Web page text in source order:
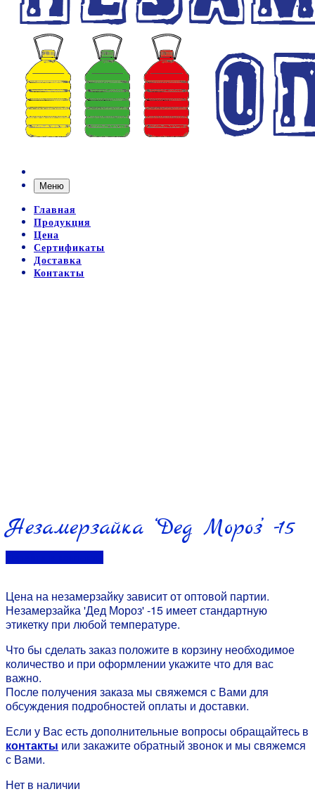
Меню
Главная
Продукция
Цена
Сертификаты
Доставка
Контакты
Незамерзайка ‘Дед Мороз’ -15
Цена на незамерзайку зависит от оптовой партии.
Незамерзайка 'Дед Мороз' -15 имеет стандартную
этикетку при любой температуре.
Что бы сделать заказ положите в корзину необходимое
количество и при оформлении укажите что для вас
важно.
После получения заказа мы свяжемся с Вами для
обсуждения подробностей оплаты и доставки.
Если у Вас есть дополнительные вопросы обращайтесь в
контакты или закажите обратный звонок и мы свяжемся
с Вами.
Нет в наличии